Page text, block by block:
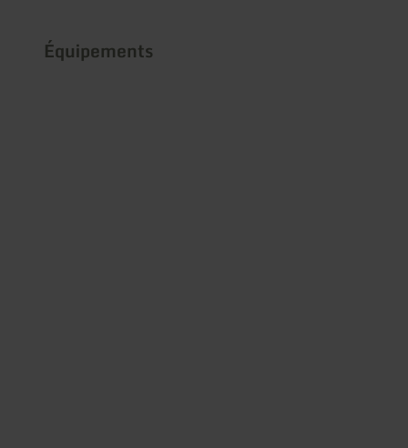
Équipements